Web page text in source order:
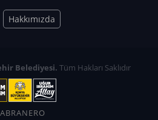
Hakkımızda
Belediyesi. Tüm Hakları Saklıdır
ABRANERO